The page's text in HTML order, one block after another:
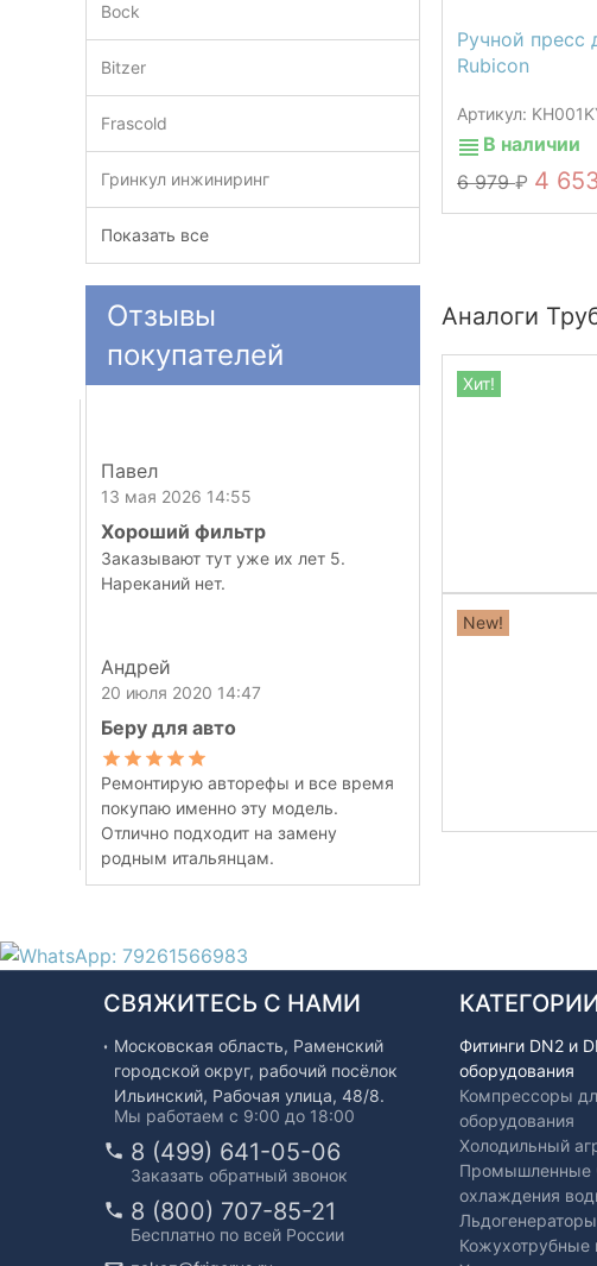
Ручной пресс
Rubicon
Артикул:
В наличии
6 979
4
Аналоги
Хит!
New!
Bock
Bitzer
Frascold
Гринкул инжиниринг
Показать все
Отзывы
покупателей
Павел
13 мая 2026 14:55
Хороший фильтр
Заказывают тут уже их лет 5.
Нареканий нет.
Андрей
20 июля 2020 14:47
Беру для авто
Ремонтирую авторефы и все время
покупаю именно эту модель.
Отлично подходит на замену
родным итальянцам.
СВЯЖИТЕСЬ С НАМИ
Московская область, Раменский
городской округ, рабочий посёлок
Ильинский, Рабочая улица, 48/8.
Мы работаем с 9:00 до 18:00
8 (499) 641-05-06
Заказать обратный звонок
8 (800) 707-85-21
Бесплатно по всей России
Фитинги DN2 и
оборудования
Компрессоры
оборудования
Холодильный
Промышленные
охлаждения
Кожухотрубные